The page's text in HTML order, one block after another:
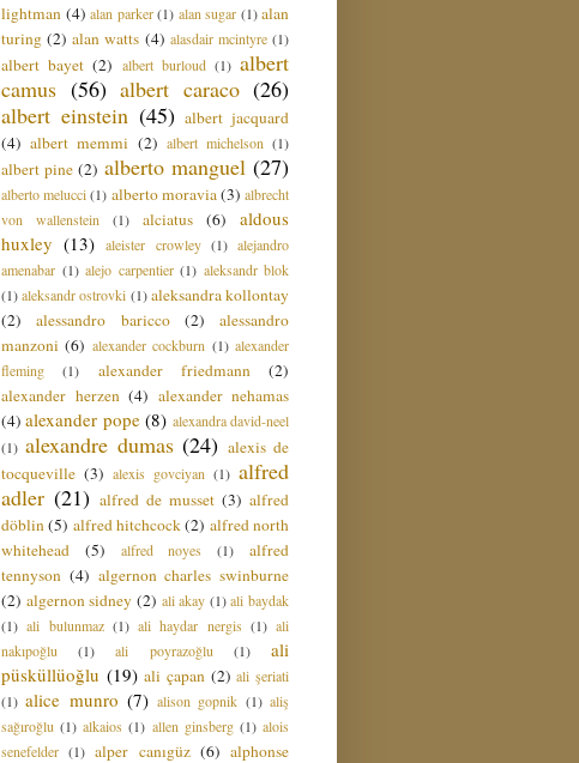
lightman (4) alan parker (1) alan sugar (1) alan
turing (2) alan watts (4) alasdair mcintyre (1)
albert bayet (2) albert burloud (1) albert
camus (56) albert caraco (26)
albert einstein (45) albert jacquard
(4) albert memmi (2) albert michelson (1)
albert pine (2) alberto manguel (27)
alberto melucci (1) alberto moravia (3) albrecht
von wallenstein
(1) alciatus (6)
aldous
huxley (13) aleister crowley (1) alejandro
amenabar (1) alejo carpentier (1) aleksandr blok
(1) aleksandr ostrovki (1) aleksandra kollontay
(2)
alessandro baricco (2)
alessandro
manzoni (6) alexander cockburn (1) alexander
fleming
(1) alexander friedmann
(2)
alexander herzen (4) alexander nehamas
(4) alexander pope (8) alexandra david-neel
(1) alexandre dumas (24) alexis de
tocqueville (3) alexis govciyan (1) alfred
adler (21) alfred de musset (3) alfred
döblin (5) alfred hitchcock(2) alfred north
whitehead
(5) alfred noyes (1)
alfred
tennyson (4) algernon charles swinburne
(2) algernon sidney (2) ali akay (1) ali baydak
(1) ali bulunmaz (1) ali haydar nergis (1) ali
nakıpoğlu
(1) ali poyrazoğlu (1)
ali
püsküllüoğlu (19) ali çapan (2) ali şeriati
(1) alice munro (7) alison gopnik (1) aliş
sağıroğlu (1) alkaios (1) allen ginsberg (1) alois
senefelder (1) alper canıgüz (6) alphonse